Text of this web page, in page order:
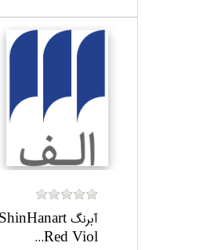
آبرنگ ShinHanart
Red Viol...